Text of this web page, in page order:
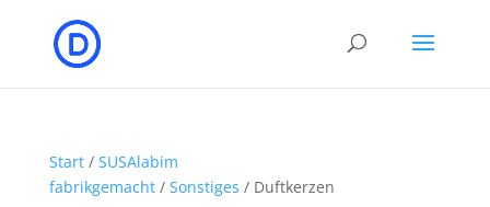
Start/ SUSAlabim
fabrikgemacht/ Sonstiges / Duftkerzen